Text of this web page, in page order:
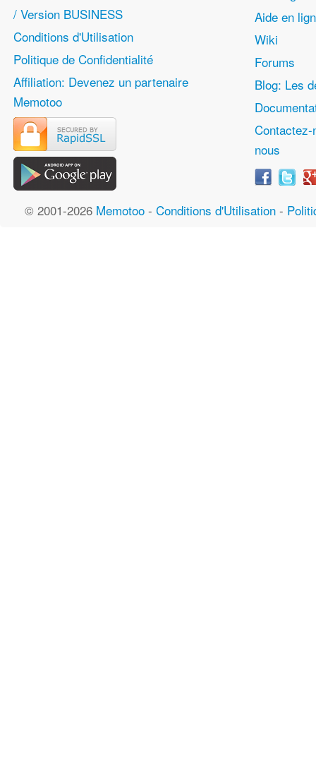
/ Version BUSINESS
Conditions d'Utilisation
Politique de Confidentialité
Affiliation: Devenez un partenaire
Memotoo
Aide en
Wiki
Forums
Blog: Les
Contactez-
nous
© 2001-2026 Memotoo - Conditions d'Utilisation -